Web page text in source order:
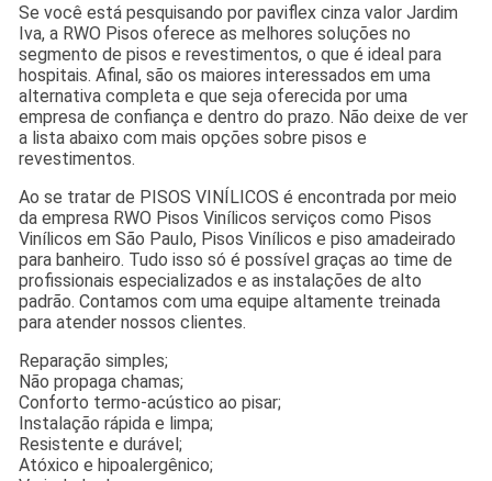
Se você está pesquisando por paviflex cinza valor Jardim
Iva, a RWO Pisos oferece as melhores soluções no
segmento de pisos e revestimentos, o que é ideal para
hospitais. Afinal, são os maiores interessados em uma
alternativa completa e que seja oferecida por uma
empresa de confiança e dentro do prazo. Não deixe de ver
a lista abaixo com mais opções sobre pisos e
revestimentos.
Ao se tratar de PISOS VINÍLICOS é encontrada por meio
da empresa RWO Pisos Vinílicos serviços como Pisos
Vinílicos em São Paulo, Pisos Vinílicos e piso amadeirado
para banheiro. Tudo isso só é possível graças ao time de
profissionais especializados e as instalações de alto
padrão. Contamos com uma equipe altamente treinada
para atender nossos clientes.
Reparação simples;
Não propaga chamas;
Conforto termo-acústico ao pisar;
Instalação rápida e limpa;
Resistente e durável;
Atóxico e hipoalergênico;